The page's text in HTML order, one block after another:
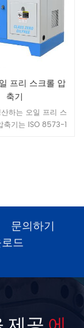
프리 스크롤 압
축기
하는 오일 프리 스
축기는 ISO 8573-1
문의하기
드